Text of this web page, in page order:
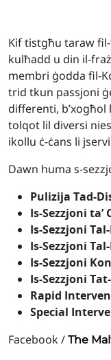
Kif tistgħu taraw
kulħadd u din il-
membri ġodda fil-
trid tkun passjoni
differenti,
tolqot lil diversi
ikollu ċ-ċans li
Dawn huma s-
Pulizija Tad-
Is-Sezzjoni ta’
Is-Sezzjoni
Is-Sezzjoni
Is-Sezzjoni
Is-Sezzjoni
Rapid
Special
Facebook / The